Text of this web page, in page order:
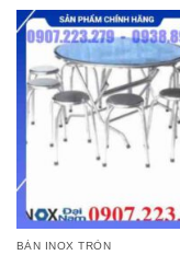
BÀN INOX TRÒN